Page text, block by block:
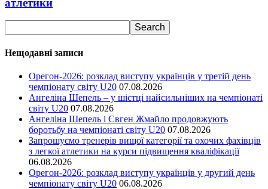
Нещодавні записи
Орегон-2026: розклад виступу українців у третій день
чемпіонату світу U20 07.08.2026
Ангеліна Шепель – у шістці найсильніших на чемпіонаті
світу U20 07.08.2026
Ангеліна Шепель і Євген Жмайло продовжують
боротьбу на чемпіонаті світу U20 07.08.2026
Запрошуємо тренерів вищої категорії та охочих фахівців
з легкої атлетики на курси підвищення кваліфікації
06.08.2026
Орегон-2026: розклад виступу українців у другий день
чемпіонату світу U20 06.08.2026